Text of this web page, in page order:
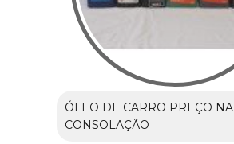
ÓLEO DE CARRO PREÇO NA
CONSOLAÇÃO